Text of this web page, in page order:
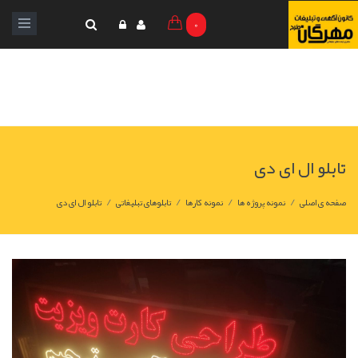
0
تابلو ال ای دی
صفحه ی اصلی / نمونه پروژه ها / نمونه کارها /تابلوهای تبلیغاتی /تابلو ال ای دی